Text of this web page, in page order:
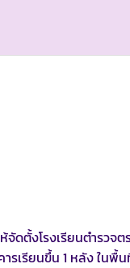
ดตั้งโรงเรียนตำรวจตร
รเรียนขึ้น 1 หลัง ในพื้น